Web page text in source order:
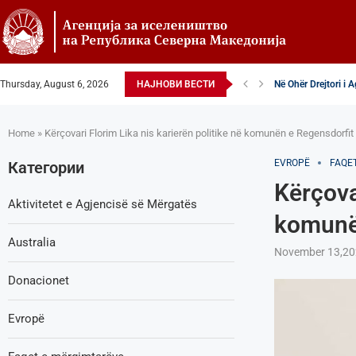
Thursday, August 6, 2026 НАЈНОВИ ВЕСТИ Në Ohër Drejtori i
Home » Kërçovari Florim Lika nis karierën politike në komunën e
EVROPË
November
Категории
Aktivitetet e Agjencisë së Мërgatës
Australia
Donacionet
Evropë